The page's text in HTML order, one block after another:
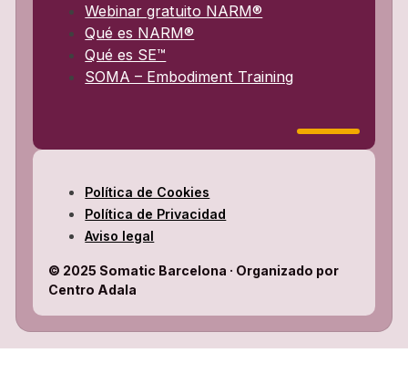
Webinar gratuito NARM®
Qué es NARM®
Qué es SE™
SOMA – Embodiment Training
© 2025 Somatic Barcelona · Organizado por
Centro Adala
Política de Cookies
Política de Privacidad
Aviso legal